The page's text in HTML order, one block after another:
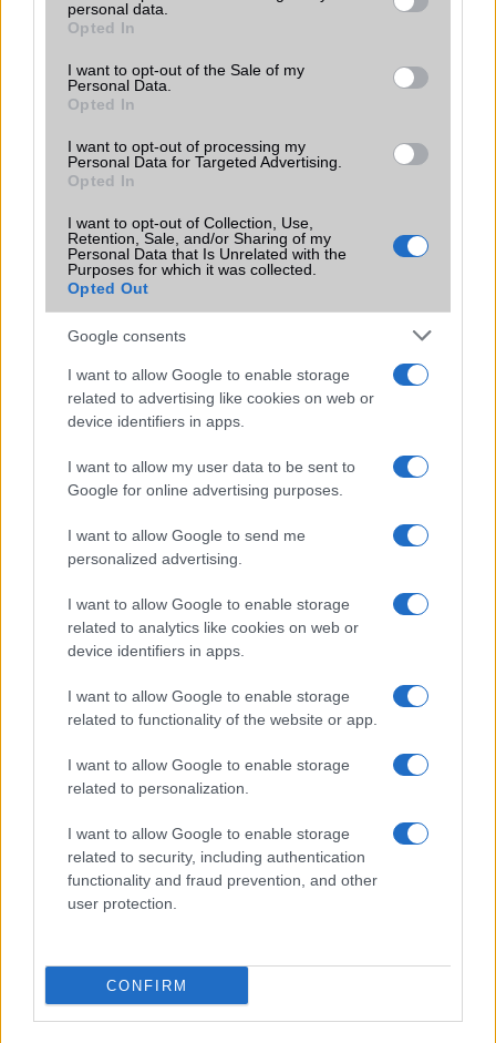
grant or deny consent to Google and its third-party tags to
use your data for below specified purposes in below Google
consent section.
personal data.
Opted In
I want to opt-out of the Sale of my
Personal Data.
Opted In
I want to opt-out of processing my
Personal Data for Targeted Advertising.
Opted In
I want to opt-out of Collection, Use,
Retention, Sale, and/or Sharing of my
Personal Data that Is Unrelated with the
Purposes for which it was collected.
Opted Out
Google consents
I want to allow Google to enable storage
related to advertising like cookies on web or
device identifiers in apps.
I want to allow my user data to be sent to
Google for online advertising purposes.
I want to allow Google to send me
personalized advertising.
I want to allow Google to enable storage
related to analytics like cookies on web or
device identifiers in apps.
I want to allow Google to enable storage
related to functionality of the website or app.
I want to allow Google to enable storage
related to personalization.
I want to allow Google to enable storage
related to security, including authentication
functionality and fraud prevention, and other
user protection.
CONFIRM
Realme
Samsung
Xiaomi
Összes márka
Keressen a telefonboltok ajánlatai között!
TELEFONOK GYORSLISTA